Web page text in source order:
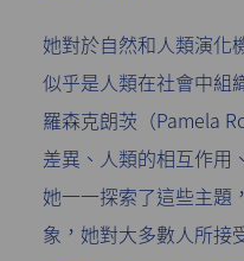
她對於自然和人類演化
似乎是人類在社會中組
羅森克朗茨（Pamela
差異、人類的相互作用
她一一探索了這些主題
象，她對大多數人所接